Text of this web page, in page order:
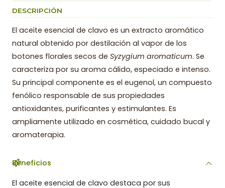
DESCRIPCIÓN
El aceite esencial de clavo es un extracto aromático
natural obtenido por destilación al vapor de los
botones florales secos de Syzygium aromaticum. Se
caracteriza por su aroma cálido, especiado e intenso.
Su principal componente es el eugenol, un compuesto
fenólico responsable de sus propiedades
antioxidantes, purificantes y estimulantes. Es
ampliamente utilizado en cosmética, cuidado bucal y
aromaterapia.
Beneficios
El aceite esencial de clavo destaca por sus